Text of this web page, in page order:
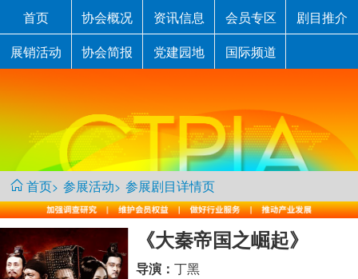
首页 协会概况 资讯信息 会员专区
剧目推介
展销活动
协会简报 党建园地 国际频道
首页> 参展活动> 参展剧目详情页
《大秦帝国之崛起》
导演： 丁黑